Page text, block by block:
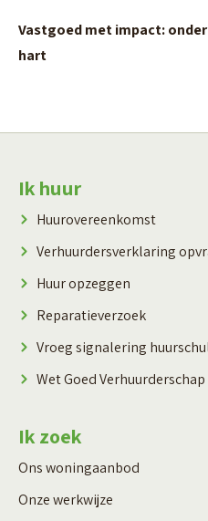
Vastgoed met impact:
hart
Contactinformatie
Ik huur
Huurovereenkomst
Verhuurdersverklaring
Huur opzeggen
Reparatieverzoek
Vroeg signalering
Wet Goed Verhuurderschap
Ik zoek
Ons woningaanbod
Onze werkwijze